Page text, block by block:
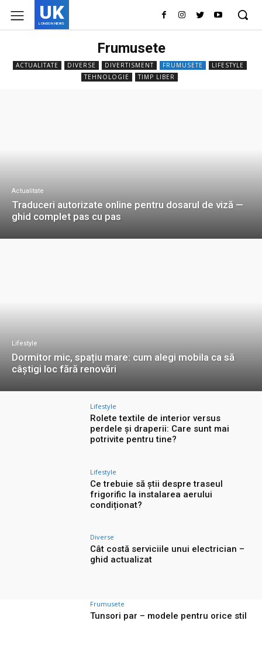
UK
LONDON NEWS
Frumusete
ACTUALITATE DIVERSE DIVERTISMENT FRUMUSETE
LIFESTYLE
TEHNOLOGIE
TIMP LIBER
Actualitate
Traduceri autorizate online pentru dosarul de viză —
ghid complet pas cu pas
Lifestyle
Dormitor mic, spațiu mare: cum alegi mobila ca să
câștigi loc fără renovări
Lifestyle
Rolete textile de interior versus
perdele și draperii: Care sunt mai
potrivite pentru tine?
Lifestyle
Ce trebuie să știi despre traseul
frigorific la instalarea aerului
condiționat?
Diverse
Cât costă serviciile unui electrician –
ghid actualizat
Frumusete
Tunsori par – modele pentru orice stil